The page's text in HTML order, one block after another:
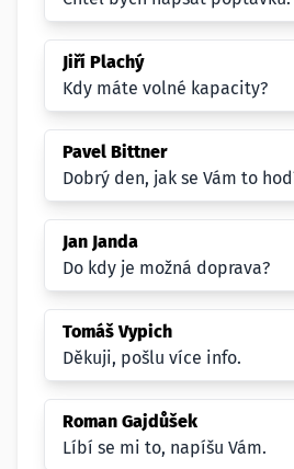
Jiří Plachý
Kdy máte volné kapacity?
Pavel Bittner
Dobrý den, jak se Vám to
Jan Janda
Do kdy je možná doprava?
Tomáš Vypich
Děkuji, pošlu více info.
Roman Gajdůšek
Líbí se mi to, napíšu Vám.